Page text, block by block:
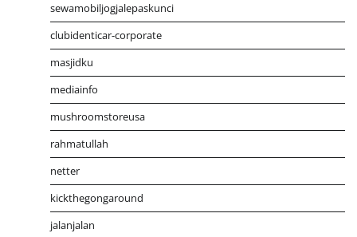
sewamobiljogjalepaskunci
clubidenticar-corporate
masjidku
mediainfo
mushroomstoreusa
rahmatullah
netter
kickthegongaround
jalanjalan